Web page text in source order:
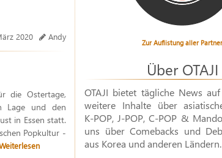
2020 Andy
die Ostertage,
Lage und den
in Essen statt.
Popkultur -
Zur Auflistung aller Partner
Über OTAJI
OTAJI bietet tägliche News
weitere Inhalte über
K-POP, J-POP,C-POP &
uns über Comebacks und
aus Korea und anderen Ländern.